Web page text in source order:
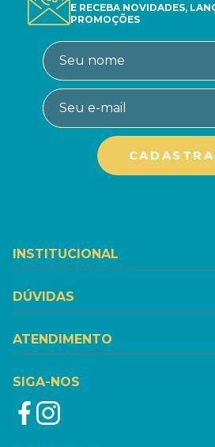
E RECEBA NOVIDADES,
PROMOÇÕES
INSTITUCIONAL
DÚVIDAS
ATENDIMENTO
SIGA-NOS